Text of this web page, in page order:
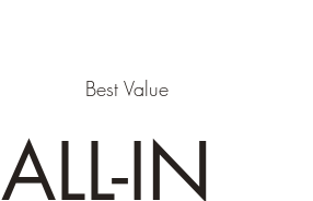
Best Value
ALL-IN